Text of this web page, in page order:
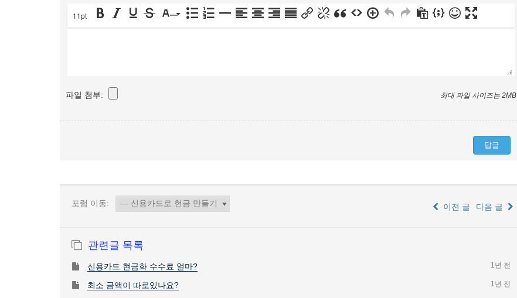
11pt
파일 첨부: 최대 파일 사이즈는 2MB
포럼 이동: 이전 글 다음 글
관련글 목록
신용카드 현금화 수수료 얼마? 1년 전
최소 금액이 따로있나요? 1년 전